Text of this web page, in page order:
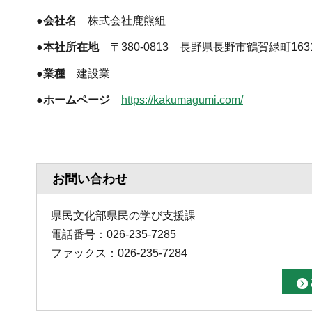
●会社名 株式会社鹿熊組
●本社所在地〒380-0813 長野県長野市鶴賀緑町
●業種 建設業
●ホームページ https://kakumagumi.com/
お問い合わせ
県民文化部県民の学び支援課
電話番号：026-235-7285
ファックス：026-235-7284